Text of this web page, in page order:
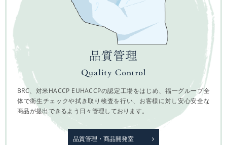
BRC、対米HACCP EUHACCPの認定工場をはじめ、福一グループ全
体で衛生チェックや拭き取り検査を行い、お客様に対し安心安全な
商品が提出できるよう日々管理しております。
品質管理・商品開発室